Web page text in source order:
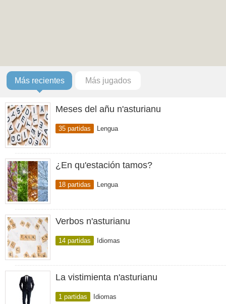
Más recientes Más jugados
Meses del añu n'asturianu
35 partidas Lengua
¿En qu'estación tamos?
18 partidas Lengua
Verbos n'asturianu
14 partidas Idiomas
La vistimienta n'asturianu
1 partidas Idiomas